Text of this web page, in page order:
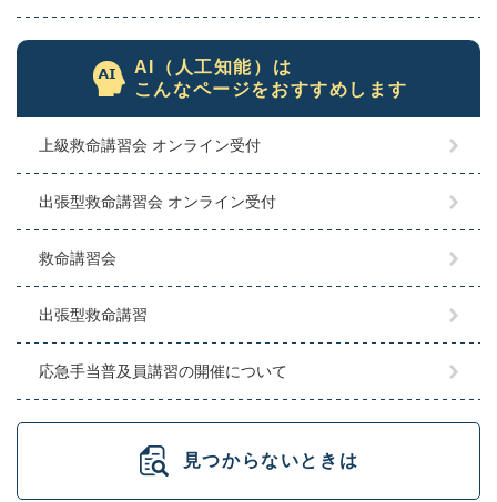
AI（人工知能）は
こんなページをおすすめします
上級救命講習会 オンライン受付
出張型救命講習会 オンライン受付
救命講習会
出張型救命講習
応急手当普及員講習の開催について
見つからないときは